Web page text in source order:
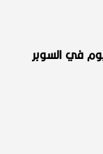
في السوبر